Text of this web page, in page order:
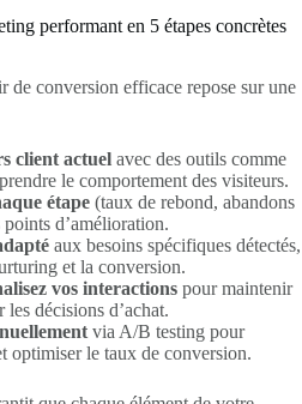
performant en 5 étapes concrètes
de conversion efficace repose sur une
client actuel avec des outils comme
le comportement des visiteurs.
étape (taux de rebond, abandons
d’amélioration.
aux besoins spécifiques détectés,
et la conversion.
vos interactions pour maintenir
les décisions d’achat.
via A/B testing pour
optimiser le taux de conversion.